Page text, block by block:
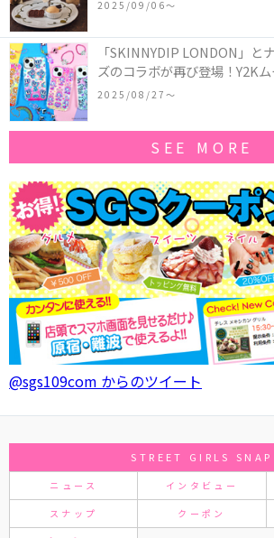
「かぼちゃのオバケーキプレ
2025/09/06〜
「SKINNYDIP LONDON」と
ズのコラボが再び登場！Y2K
作コレクションを発売♪
2025/08/27〜
SEE MORE
@sgs109com からのツイート
STREET GIRLS SNAP
ニュース インタビュー
スナップ クーポン